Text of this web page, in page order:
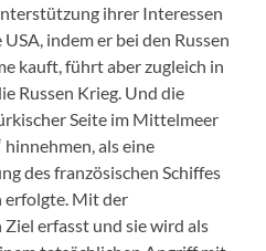
ihrer Interessen
indem er bei den Russen
kauft, führt aber zugleich in
Russen Krieg. Und die
Seite im Mittelmeer
hinnehmen, als eine
des französischen Schiffes
erfolgte. Mit der
erfasst und sie wird als